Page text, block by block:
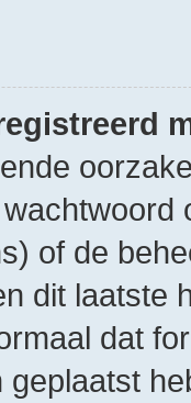
of de
dit laatste
dat
geplaatst